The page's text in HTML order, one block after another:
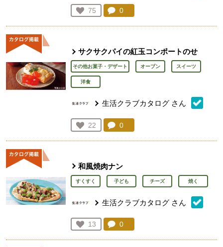
お気に入り登録：
75
人が登録
コメント：
0
サクサクパイの紅玉コンポートのせ
その他お菓子・デザート オーブン スイーツ
洋食
生活クラブカタログ さん
お気に入り登録：
22
人が登録
コメント：
0
和風焼肉ナン
すくすく 子ども チーズ 焼く
生活クラブカタログ さん
お気に入り登録：
13
人が登録
コメント：
0